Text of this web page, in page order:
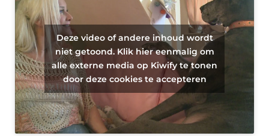
Deze video of andere inhoud wordt
niet getoond. Klik hier eenmalig om
alle externe media op Kiwify te tonen
door deze cookies te accepteren